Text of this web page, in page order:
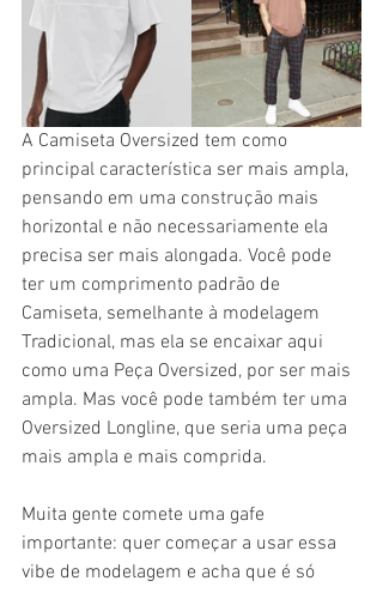
A Camiseta Oversized tem como
principal característica ser mais ampla,
pensando em uma construção mais
horizontal e não necessariamente ela
precisa ser mais alongada. Você pode
ter um comprimento padrão de
Camiseta, semelhante à modelagem
Tradicional, mas ela se encaixar aqui
como uma Peça Oversized, por ser mais
ampla. Mas você pode também ter uma
Oversized Longline, que seria uma peça
mais ampla e mais comprida.
Muita gente comete uma gafe
importante: quer começar a usar essa
vibe de modelagem e acha que é só